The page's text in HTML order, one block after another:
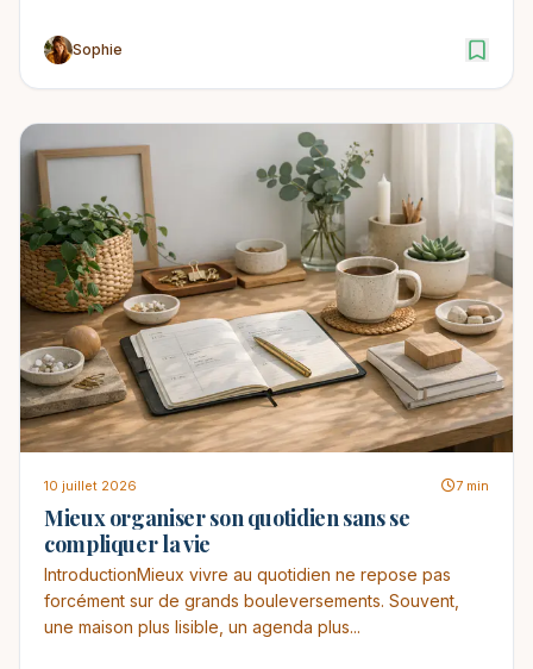
Sophie
10 juillet 2026 7 min
Mieux organiser son quotidien sans se
compliquer la vie
IntroductionMieux vivre au quotidien ne repose pas
forcément sur de grands bouleversements. Souvent,
une maison plus lisible, un agenda plus...